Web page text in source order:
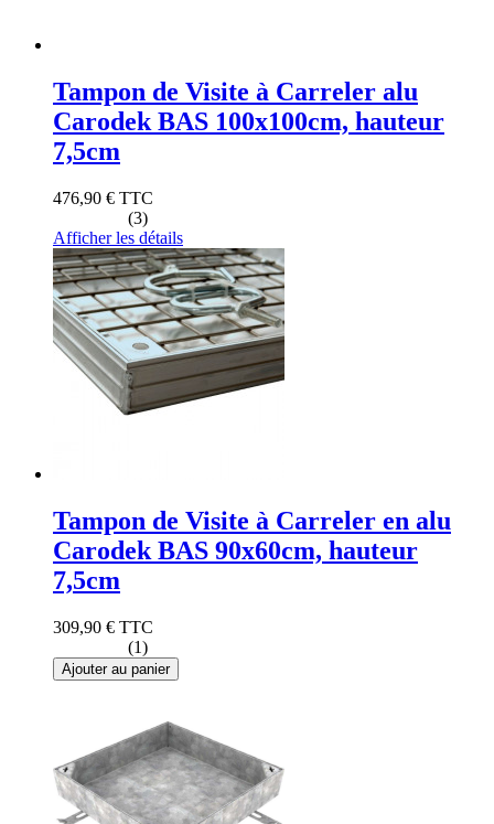
Tampon de Visite à Carreler alu
Carodek BAS 100x100cm, hauteur
7,5cm
476,90 € TTC
(3)
Afficher les détails
Tampon de Visite à Carreler en alu
Carodek BAS 90x60cm, hauteur
7,5cm
309,90 € TTC
(1)
Ajouter au panier